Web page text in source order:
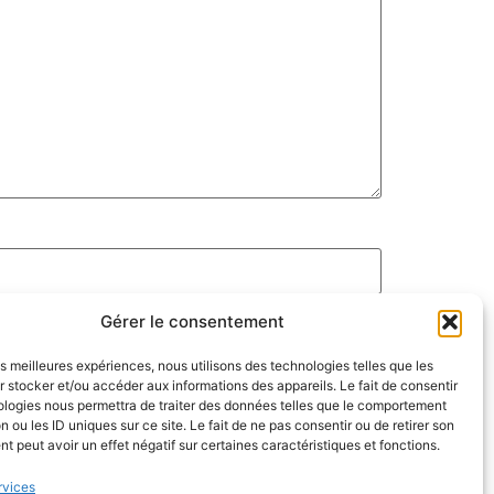
Gérer le consentement
meilleures expériences, nous utilisons des technologies telles que les
stocker et/ou accéder aux informations des appareils. Le fait de consentir
nous permettra de traiter des données telles que le comportement
ou les ID uniques sur ce site. Le fait de ne pas consentir ou de retirer son
peut avoir un effet négatif sur certaines caractéristiques et fonctions.